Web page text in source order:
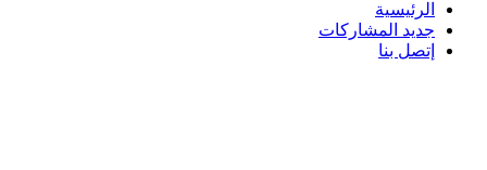
الرئيسية
جديد المشاركات
إتصل بنا